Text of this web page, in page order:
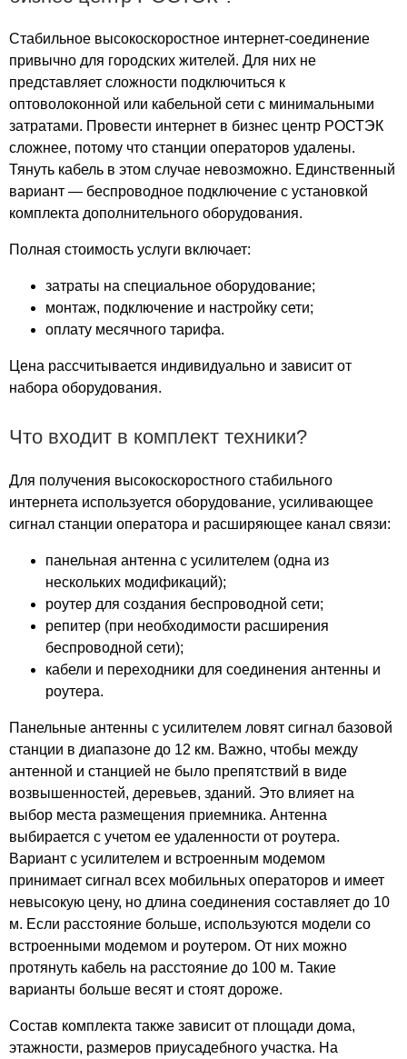
Каширская плаза
Каширский
Квартал
Кварц
Киевский
Клен
Коломенский
Колумбус
Компас
Комплекс Москва
Комплект
Конструктор
Конфитюр
Косино
Красногорск
Красногорский
Красносельский
Красный богатырь
Кристалл
Круг
Крылатский
Куб
Куликовский
Кунцево
Кунцево Плаза
Ленинский
Лента
Леонардо
Лианозово
Лига
Линкор
Лира
Лобачевский
Ломоносов
Лотос
Люберцы
Люблино
Стабильное высокоскоростное интернет-соединение
привычно для городских жителей. Для них не
представляет сложности подключиться к
оптоволоконной или кабельной сети с минимальными
затратами. Провести интернет в бизнес центр РОСТЭК
сложнее, потому что станции операторов удалены.
Тянуть кабель в этом случае невозможно. Единственный
вариант — беспроводное подключение с установкой
комплекта дополнительного оборудования.
Полная стоимость услуги включает:
затраты на специальное оборудование;
монтаж, подключение и настройку сети;
оплату месячного тарифа.
Цена рассчитывается индивидуально и зависит от
набора оборудования.
Что входит в комплект техники?
Для получения высокоскоростного стабильного
интернета используется оборудование, усиливающее
сигнал станции оператора и расширяющее канал связи:
панельная антенна с усилителем (одна из
нескольких модификаций);
роутер для создания беспроводной сети;
репитер (при необходимости расширения
беспроводной сети);
кабели и переходники для соединения антенны и
роутера.
Панельные антенны с усилителем ловят сигнал базовой
станции в диапазоне до 12 км. Важно, чтобы между
антенной и станцией не было препятствий в виде
возвышенностей, деревьев, зданий. Это влияет на
выбор места размещения приемника. Антенна
выбирается с учетом ее удаленности от роутера.
Вариант с усилителем и встроенным модемом
принимает сигнал всех мобильных операторов и имеет
невысокую цену, но длина соединения составляет до 10
м. Если расстояние больше, используются модели со
встроенными модемом и роутером. От них можно
протянуть кабель на расстояние до 100 м. Такие
варианты больше весят и стоят дороже.
Состав комплекта также зависит от площади дома,
этажности, размеров приусадебного участка. На